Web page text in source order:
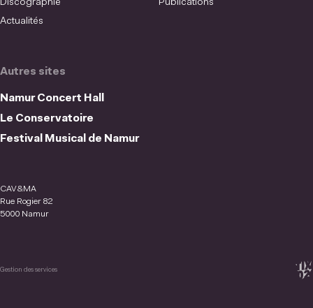
Autres sites
Namur Concert Hall
Le Conservatoire
Festival Musical de Namur
Discographie
Publications
Actualités
CAV&MA
Rue Rogier 82
5000 Namur
Gestion des services